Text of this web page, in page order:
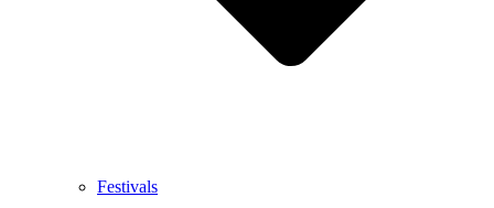
Festivals